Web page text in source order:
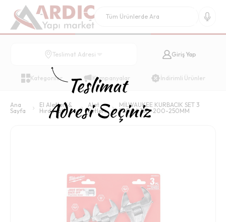
Teslimat Adresi Giriş Yap
Kategoriler Kampanyalar İndirimli Ürünler
Ana
Sayfa
El Aletleri &
Hırdavat
Alet
Setleri
MİLWAUKEE KURBACIK SET 3
PARÇA 150-200-250MM